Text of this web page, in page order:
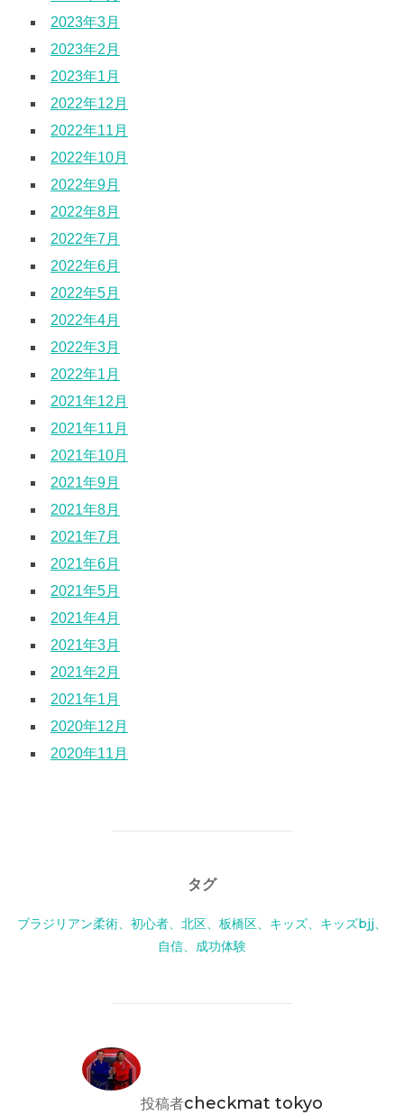
2023年3月
2023年2月
2023年1月
2022年12月
2022年11月
2022年10月
2022年9月
2022年8月
2022年7月
2022年6月
2022年5月
2022年4月
2022年3月
2022年1月
2021年12月
2021年11月
2021年10月
2021年9月
2021年8月
2021年7月
2021年6月
2021年5月
2021年4月
2021年3月
2021年2月
2021年1月
2020年12月
2020年11月
タグ
ブラジリアン柔術、初心者、北区、板橋区、キッズ、キッズbjj、
自信、成功体験
投稿者checkmat tokyo